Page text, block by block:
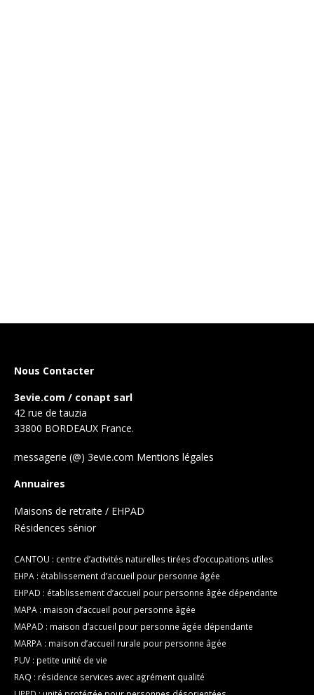
Nous Contacter
3evie.com / conapt sarl
42 rue de tauzia
33800 BORDEAUX France.
messagerie (@) 3evie.com Mentions légales
Annuaires
Maisons de retraite / EHPAD
Résidences sénior
CANTOU : centre d’activités naturelles tirées d’occupations utiles
EHPA : établissement d’accueil pour personne âgée
EHPAD : établissement d’accueil pour personne âgée dépendante
MAPA : maison d’accueil pour personne âgée
MAPAD : maison d’accueil pour personne âgée dépendante
MARPA : maison d’accueil rurale pour personne âgée
PUV : petite unité de vie
RAQ : résidence services avec agrément qualité